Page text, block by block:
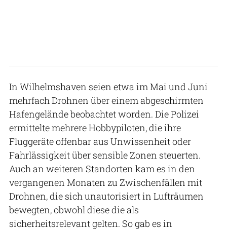
In Wilhelmshaven seien etwa im Mai und Juni
mehrfach Drohnen über einem abgeschirmten
Hafengelände beobachtet worden. Die Polizei
ermittelte mehrere Hobbypiloten, die ihre
Fluggeräte offenbar aus Unwissenheit oder
Fahrlässigkeit über sensible Zonen steuerten.
Auch an weiteren Standorten kam es in den
vergangenen Monaten zu Zwischenfällen mit
Drohnen, die sich unautorisiert in Lufträumen
bewegten, obwohl diese die als
sicherheitsrelevant gelten. So gab es in